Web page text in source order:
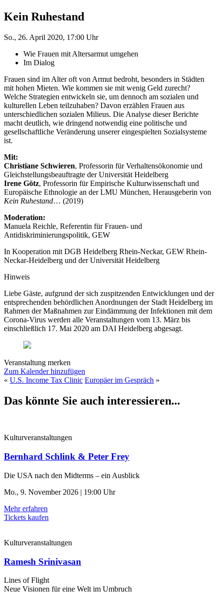
Kein Ruhestand
So., 26. April 2020, 17:00 Uhr
Wie Frauen mit Altersarmut umgehen
Im Dialog
Frauen sind im Alter oft von Armut bedroht, besonders in Städten
mit hohen Mieten. Wie kommen sie mit wenig Geld zurecht?
Welche Strategien entwickeln sie, um dennoch am sozialen und
kulturellen Leben teilzuhaben? Davon erzählen Frauen aus
unterschiedlichen sozialen Milieus. Die Analyse dieser Berichte
macht deutlich, wie dringend notwendig eine politische und
gesellschaftliche Veränderung unserer eingespielten Sozialsysteme
ist.
Mit:
Christiane Schwieren, Professorin für Verhaltensökonomie und
Gleichstellungsbeauftragte der Universität Heidelberg
Irene Götz, Professorin für Empirische Kulturwissenschaft und
Europäische Ethnologie an der LMU München, Herausgeberin von
Kein Ruhestand… (2019)
Moderation:
Manuela Reichle, Referentin für Frauen- und
Antidiskriminierungspolitik, GEW
In Kooperation mit DGB Heidelberg Rhein-Neckar, GEW Rhein-
Neckar-Heidelberg und der Universität Heidelberg
Hinweis
Liebe Gäste, aufgrund der sich zuspitzenden Entwicklungen und der
entsprechenden behördlichen Anordnungen der Stadt Heidelberg im
Rahmen der Maßnahmen zur Eindämmung der Infektionen mit dem
Corona-Virus werden alle Veranstaltungen vom 13. März bis
einschließlich 17. Mai 2020 am DAI Heidelberg abgesagt.
Veranstaltung merken
Zum Kalender hinzufügen
« U.S. Income Tax Clinic Europäer im Gespräch »
Das könnte Sie auch interessieren...
Kulturveranstaltungen
Bernhard Schlink & Peter Frey
Die USA nach den Midterms – ein Ausblick
Mo., 9. November 2026 | 19:00 Uhr
Mehr erfahren
Tickets kaufen
Kulturveranstaltungen
Ramesh Srinivasan
Lines of Flight
Neue Visionen für eine Welt im Umbruch